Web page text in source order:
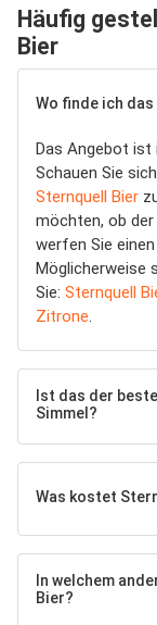
Häufig
Bier
Wo finde ich
Das Angebot ist
Schauen Sie
Sternquell Bier
möchten, ob
werfen Sie
Möglicherweise
Sie: Sternquell
Zitrone.
Ist das der
Simmel?
Was kostet
In welchem
Bier?